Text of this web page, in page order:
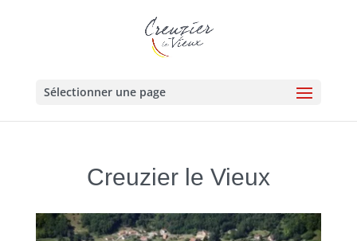
Sélectionner une page
Creuzier le Vieux